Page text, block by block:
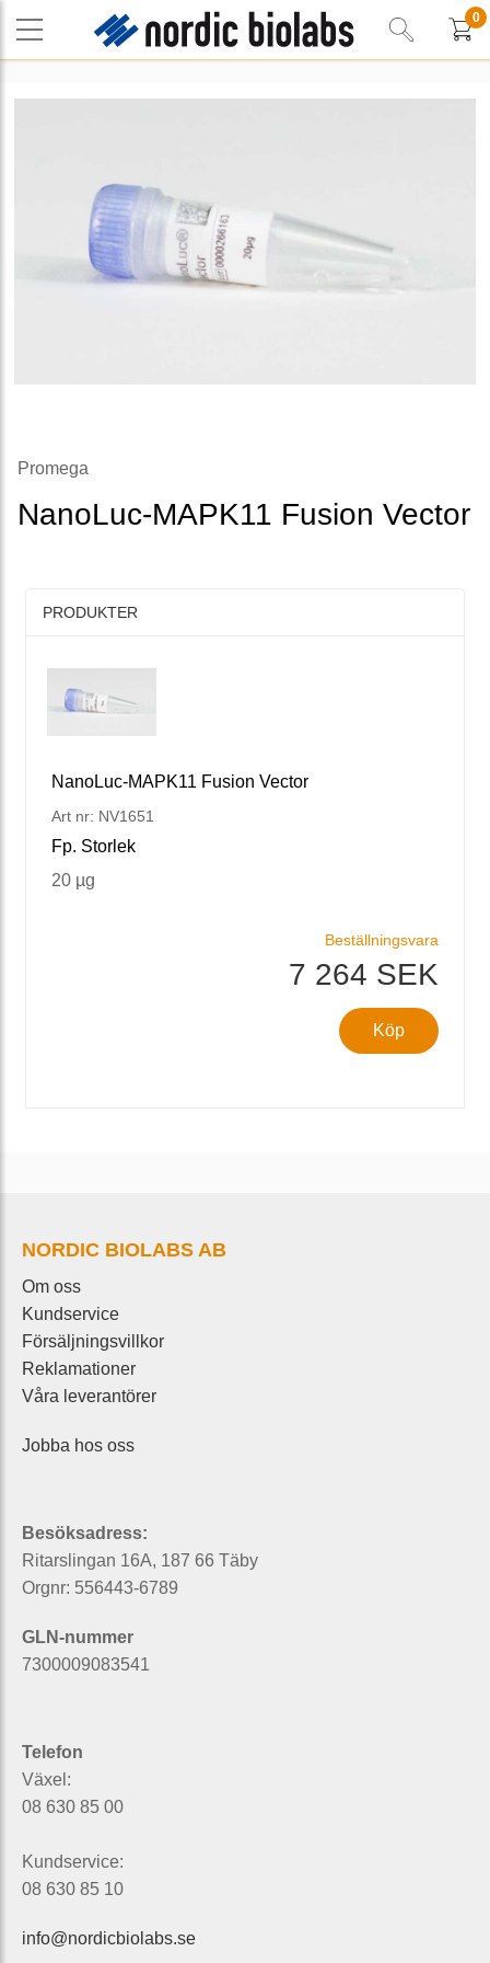
0
Promega
NanoLuc-MAPK11 Fusion Vector
PRODUKTER
NanoLuc-MAPK11 Fusion Vector
Art nr: NV1651
Fp. Storlek
20 µg
Beställningsvara
7 264 SEK
Köp
NORDIC BIOLABS AB
Om oss
Kundservice
Försäljningsvillkor
Reklamationer
Våra leverantörer
Jobba hos oss
Besöksadress:
Ritarslingan 16A, 187 66 Täby
Orgnr: 556443-6789
GLN-nummer
7300009083541
Telefon
Växel:
08 630 85 00
Kundservice:
08 630 85 10
info@nordicbiolabs.se